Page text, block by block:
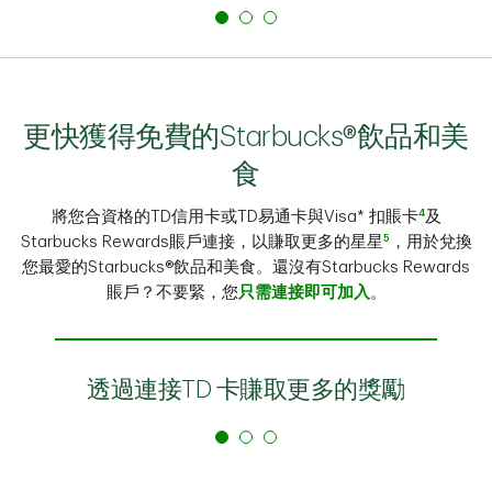
更快獲得免費的Starbucks®飲品和美
食
將您合資格的TD信用卡或TD易通卡與Visa* 扣賬卡4及
Starbucks Rewards賬戶連接，以賺取更多的星星 5
，用於兌換
您最愛的Starbucks®飲品和美食。還沒有Starbucks Rewards
賬戶？不要緊，您只需連接即可加入。
透過連接TD 卡賺取更多的獎勵